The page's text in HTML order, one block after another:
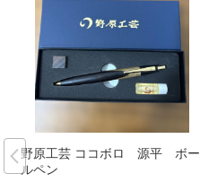
野原工芸 ココボロ 源平 ボー
ルペン